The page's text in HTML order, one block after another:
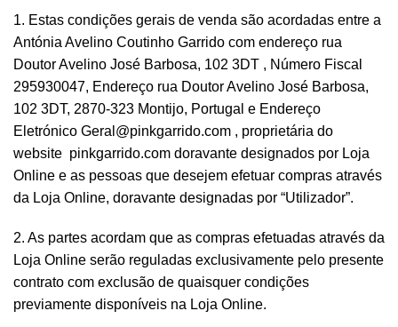
1. Estas condições gerais de venda são acordadas entre a
Antónia Avelino Coutinho Garrido com endereço rua
Doutor Avelino José Barbosa, 102 3DT , Número Fiscal
295930047, Endereço rua Doutor Avelino José Barbosa,
102 3DT, 2870-323 Montijo, Portugal e Endereço
Eletrónico Geral@pinkgarrido.com , proprietária do
website pinkgarrido.com doravante designados por Loja
Online e as pessoas que desejem efetuar compras através
da Loja Online, doravante designadas por “Utilizador”.
2. As partes acordam que as compras efetuadas através da
Loja Online serão reguladas exclusivamente pelo presente
contrato com exclusão de quaisquer condições
previamente disponíveis na Loja Online.